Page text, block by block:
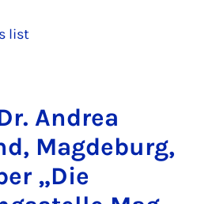
list
An­drea
Mag­de­burg,
„Die